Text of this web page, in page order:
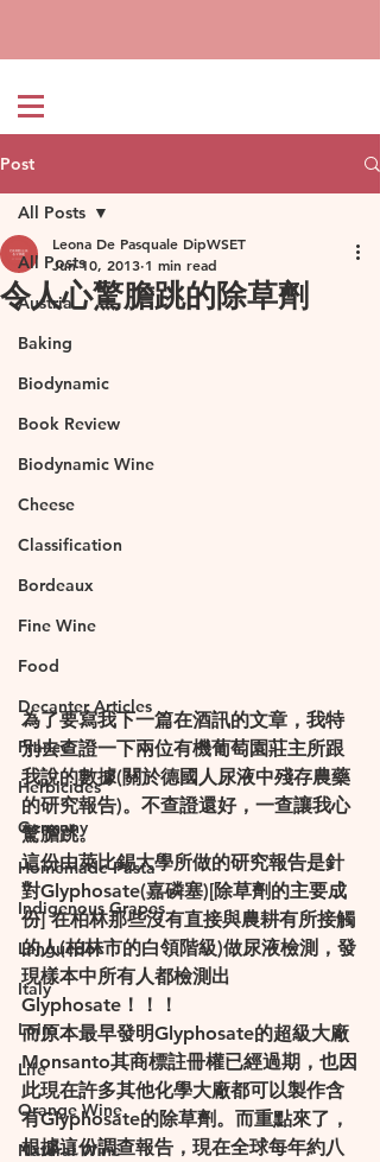
Post
All Posts
Austria
Baking
Biodynamic
Book Review
Biodynamic Wine
Cheese
Classification
Bordeaux
Fine Wine
Food
Decanter Articles
France
Herbicides
Germany
Homemade Pasta
Indigenous Grapes
Languedoc
Italy
Loire
Life
Orange Wine
Natural Wine
All Posts
令人心驚膽跳的除草劑
Leona De Pasquale DipWSET
Jun 10, 2013 1 min read
為了要寫我下一篇在酒訊的文章，我特
別去查證一下兩位有機葡萄園莊主所跟
我說的數據(關於德國人尿液中殘存農藥
的研究報告)。不查證還好，一查讓我心
驚膽跳。
這份由萊比錫大學所做的研究報告是針
對Glyphosate(嘉磷塞)[除草劑的主要成
份] 在柏林那些沒有直接與農耕有所接觸
的人(柏林市的白領階級)做尿液檢測，發
現樣本中所有人都檢測出
Glyphosate！！！
而原本最早發明Glyphosate的超級大廠
Monsanto其商標註冊權已經過期，也因
此現在許多其他化學大廠都可以製作含
有Glyphosate的除草劑。而重點來了，
根據這份調查報告，現在全球每年約八